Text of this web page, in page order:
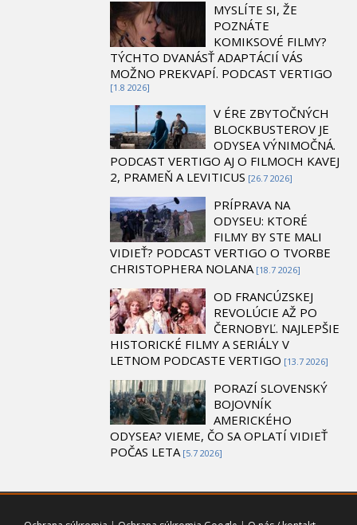
MYSLÍTE SI, ŽE
POZNÁTE
KOMIKSOVÉ FILMY?
TÝCHTO DVANÁSŤ ADAPTÁCIÍ VÁS
MOŽNO PREKVAPÍ. PODCAST VERTIGO
[1.8 2026]
V ÉRE ZBYTOČNÝCH
BLOCKBUSTEROV JE
ODYSEA VÝNIMOČNÁ.
PODCAST VERTIGO AJ O FILMOCH KAVEJ
2, PRAMEŇ A LEVITICUS [26.7 2026]
PRÍPRAVA NA
ODYSEU: KTORÉ
FILMY BY STE MALI
VIDIEŤ? PODCAST VERTIGO O TVORBE
CHRISTOPHERA NOLANA [18.7 2026]
OD FRANCÚZSKEJ
REVOLÚCIE AŽ PO
ČERNOBYĽ. NAJLEPŠIE
HISTORICKÉ FILMY A SERIÁLY V
LETNOM PODCASTE VERTIGO [13.7 2026]
PORAZÍ SLOVENSKÝ
BOJOVNÍK
AMERICKÉHO
ODYSEA? VIEME, ČO SA OPLATÍ VIDIEŤ
POČAS LETA [5.7 2026]